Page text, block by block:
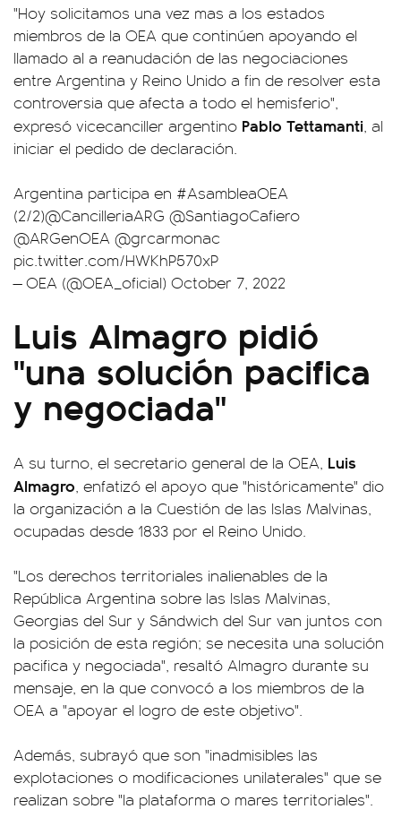
"Hoy solicitamos una vez mas a los estados
miembros de la OEA que continúen apoyando el
llamado al a reanudación de las negociaciones
entre Argentina y Reino Unido a fin de resolver esta
controversia que afecta a todo el hemisferio",
expresó vicecanciller argentino Pablo Tettamanti, al
iniciar el pedido de declaración.
Argentina participa en #AsambleaOEA
(2/2)@CancilleriaARG @SantiagoCafiero
@ARGenOEA @grcarmonac
pic.twitter.com/HWKhP570xP
— OEA (@OEA_oficial) October 7, 2022
Luis Almagro pidió
"una solución pacifica
y negociada"
A su turno, el secretario general de la OEA, Luis
Almagro, enfatizó el apoyo que "históricamente" dio
la organización a la Cuestión de las Islas Malvinas,
ocupadas desde 1833 por el Reino Unido.
"Los derechos territoriales inalienables de la
República Argentina sobre las Islas Malvinas,
Georgias del Sur y Sándwich del Sur van juntos con
la posición de esta región; se necesita una solución
pacifica y negociada", resaltó Almagro durante su
mensaje, en la que convocó a los miembros de la
OEA a "apoyar el logro de este objetivo".
Además, subrayó que son "inadmisibles las
explotaciones o modificaciones unilaterales" que se
realizan sobre "la plataforma o mares territoriales".